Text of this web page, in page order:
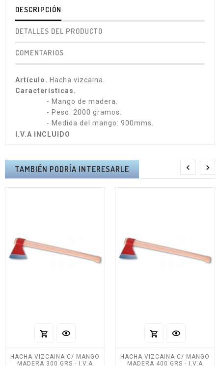
DESCRIPCIÓN
DETALLES DEL PRODUCTO
COMENTARIOS
Artículo. Hacha vizcaina.
Características.
- Mango de madera.
- Peso: 2000 gramos.
- Medida del mango: 900mms.
I.V.A INCLUIDO
TAMBIÉN PODRÍA INTERESARLE
HACHA VIZCAINA C/ MANGO
MADERA 300 GRS - I.V.A
HACHA VIZCAINA C/ MANGO
MADERA 400 GRS - I.V.A
 